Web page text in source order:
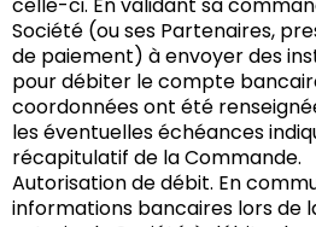
Société (ou ses Partenaires,
de paiement) à envoyer des
pour débiter le compte
coordonnées ont été
les éventuelles échéances
récapitulatif de la Commande.
Autorisation de débit. En
informations bancaires lors de